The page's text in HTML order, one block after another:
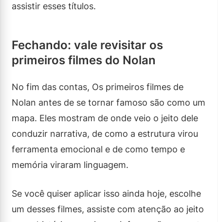
assistir esses títulos.
Fechando: vale revisitar os
primeiros filmes do Nolan
No fim das contas, Os primeiros filmes de
Nolan antes de se tornar famoso são como um
mapa. Eles mostram de onde veio o jeito dele
conduzir narrativa, de como a estrutura virou
ferramenta emocional e de como tempo e
memória viraram linguagem.
Se você quiser aplicar isso ainda hoje, escolhe
um desses filmes, assiste com atenção ao jeito